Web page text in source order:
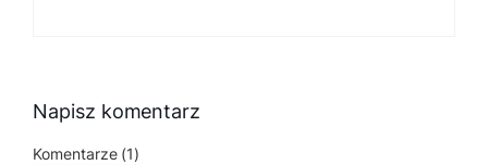
Napisz komentarz
Komentarze (1)